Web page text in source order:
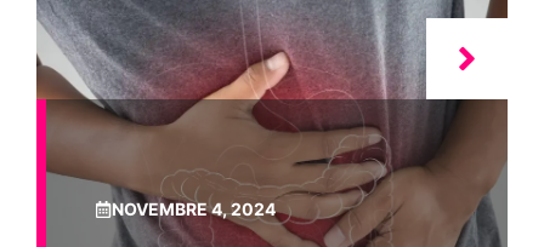
NOVEMBRE 4, 2024